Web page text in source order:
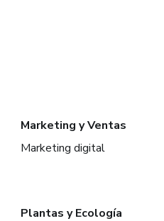
Marketing y Ventas
Marketing digital
Plantas y Ecología